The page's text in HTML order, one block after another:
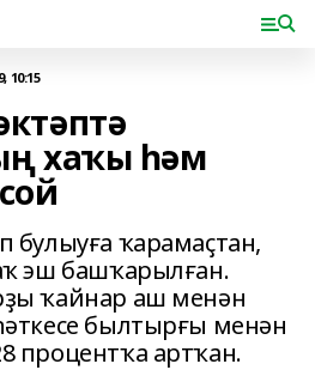
10:15
хаҡы һәм
булыуға ҡарамаҫтан,
эш башҡарылған.
ҡайнар аш менән
былтырғы менән
процентҡа артҡан.